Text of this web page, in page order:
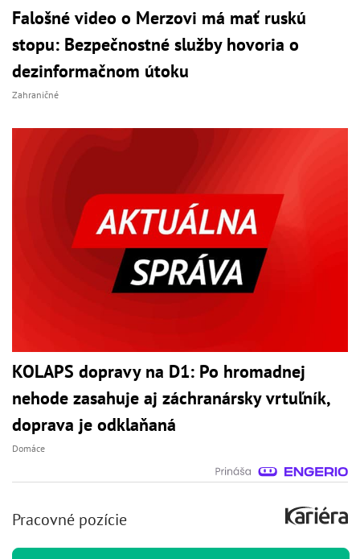
Falošné video o Merzovi má mať ruskú
stopu: Bezpečnostné služby hovoria o
dezinformačnom útoku
Zahraničné
KOLAPS dopravy na D1: Po hromadnej
nehode zasahuje aj záchranársky vrtuľník,
doprava je odklaňaná
Domáce
Pracovné pozície